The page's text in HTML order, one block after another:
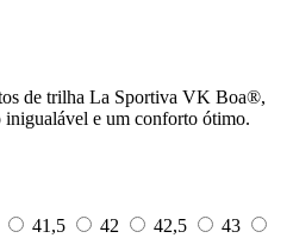
de trilha La Sportiva VK Boa®,
inigualável e um conforto ótimo.
41,5 42 42,5
43